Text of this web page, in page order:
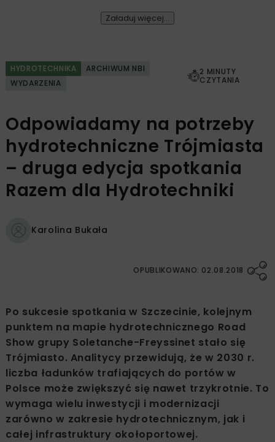
Załaduj więcej...
HYDROTECHNIKA
ARCHIWUM NBI
WYDARZENIA
2 MINUTY
CZYTANIA
Odpowiadamy na potrzeby
hydrotechniczne Trójmiasta
– druga edycja spotkania
Razem dla Hydrotechniki
Karolina Bukała
OPUBLIKOWANO: 02.08.2018
Po sukcesie spotkania w Szczecinie, kolejnym
punktem na mapie hydrotechnicznego Road
Show grupy Soletanche-Freyssinet stało się
Trójmiasto. Analitycy przewidują, że w 2030 r.
liczba ładunków trafiających do portów w
Polsce może zwiększyć się nawet trzykrotnie. To
wymaga wielu inwestycji i modernizacji
zarówno w zakresie hydrotechnicznym, jak i
całej infrastruktury okołoportowej.